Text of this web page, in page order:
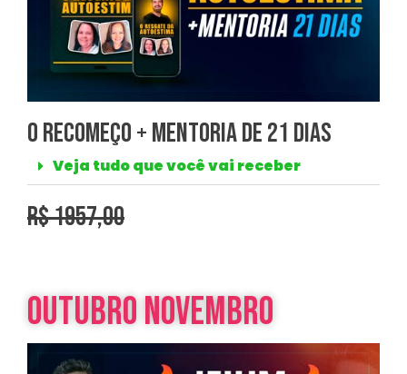
O Recomeço + Mentoria de 21 Dias
Veja tudo que você vai receber
r$ 1957,00
outubro novembro